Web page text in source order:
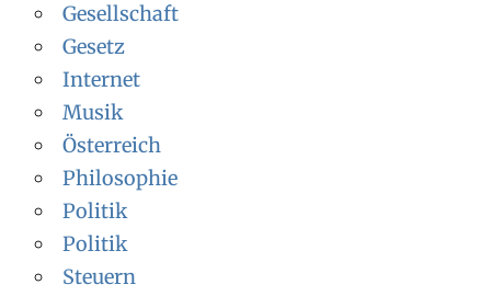
Gesellschaft
Gesetz
Internet
Musik
Österreich
Philosophie
Politik
Politik
Steuern